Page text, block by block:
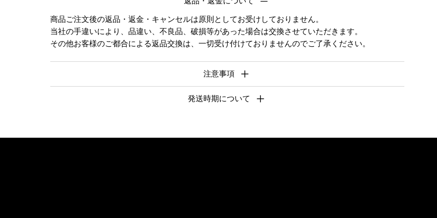
商品ご注文後の返品・返金・キャンセルは原則としてお受けしておりません。
当社の手違いにより、品違い、不良品、破損等があった場合は交換させていただきます。
その他お客様のご都合による返品交換は、一切受け付けておりませんのでご了承ください。
注意事項
発送時期について